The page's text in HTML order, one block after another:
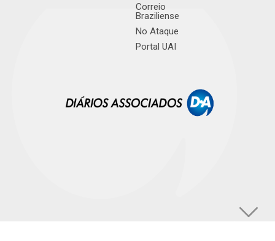
Correio
Braziliense
No Ataque
Portal UAI